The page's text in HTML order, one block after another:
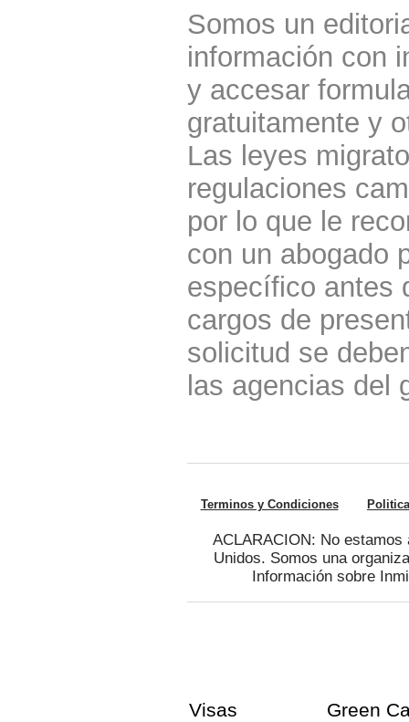
Somos un
información con
y accesar
gratuitamente y
Las leyes
regulaciones
por lo que le
con un abogado
específico antes
cargos de
solicitud se
las agencias del
Terminos y Condiciones
ACLARACION: No
Unidos. Somos una
Información sobre
Visas
Green